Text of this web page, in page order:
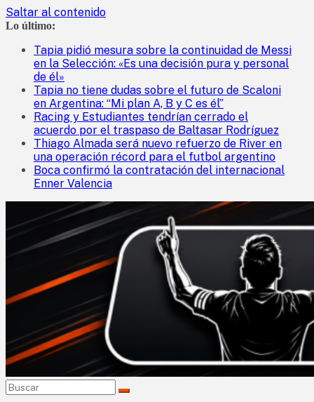
Saltar al contenido
Lo último:
Tapia pidió mesura sobre la continuidad de Messi
en la Selección: «Es una decisión pura y personal
de él»
Tapia no tiene dudas sobre el futuro de Scaloni
en Argentina: “Mi plan A, B y C es él”
Racing y Estudiantes tendrían cerrado el
acuerdo por el traspaso de Baltasar Rodríguez
Thiago Almada será nuevo refuerzo de River en
una operación récord para el futbol argentino
Boca confirmó la contratación del internacional
Enner Valencia